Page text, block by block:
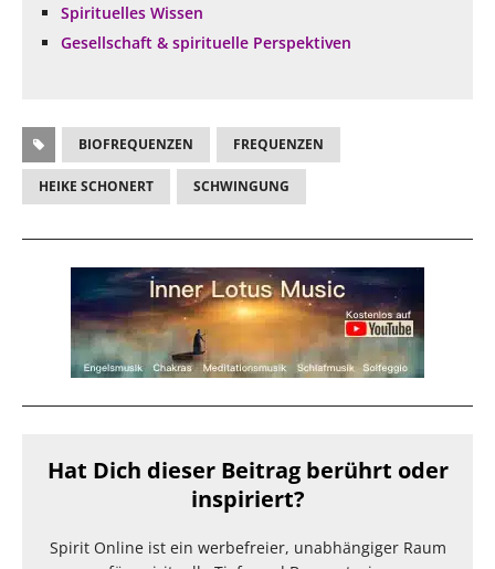
Spirituelles Wissen
Gesellschaft & spirituelle Perspektiven
BIOFREQUENZEN FREQUENZEN
HEIKE SCHONERT SCHWINGUNG
Hat Dich dieser Beitrag berührt oder
inspiriert?
Spirit Online ist ein werbefreier, unabhängiger Raum